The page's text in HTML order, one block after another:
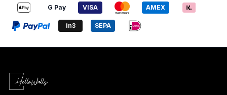
G Pay VISA AMEX
in3 SEPA